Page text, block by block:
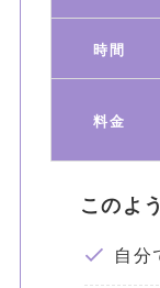
時間
料金
このよ
自分